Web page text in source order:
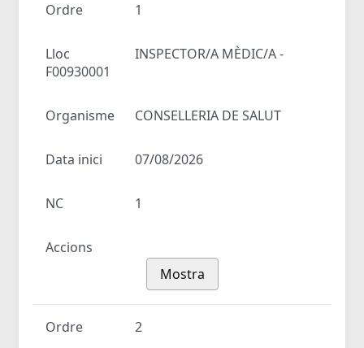
Ordre 1
Lloc
INSPECTOR/A MÈDIC/A -
F00930001
Organisme CONSELLERIA DE SALUT
Data inici 07/08/2026
NC 1
Accions
Mostra
Ordre 2